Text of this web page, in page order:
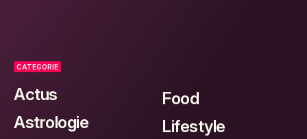
CATEGORIE
Actus
Astrologie
Food
Lifestyle